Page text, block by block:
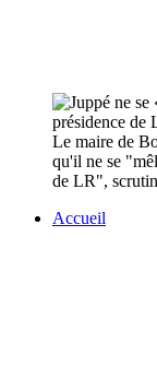
Le maire de
qu'il ne se
de LR",
Accueil